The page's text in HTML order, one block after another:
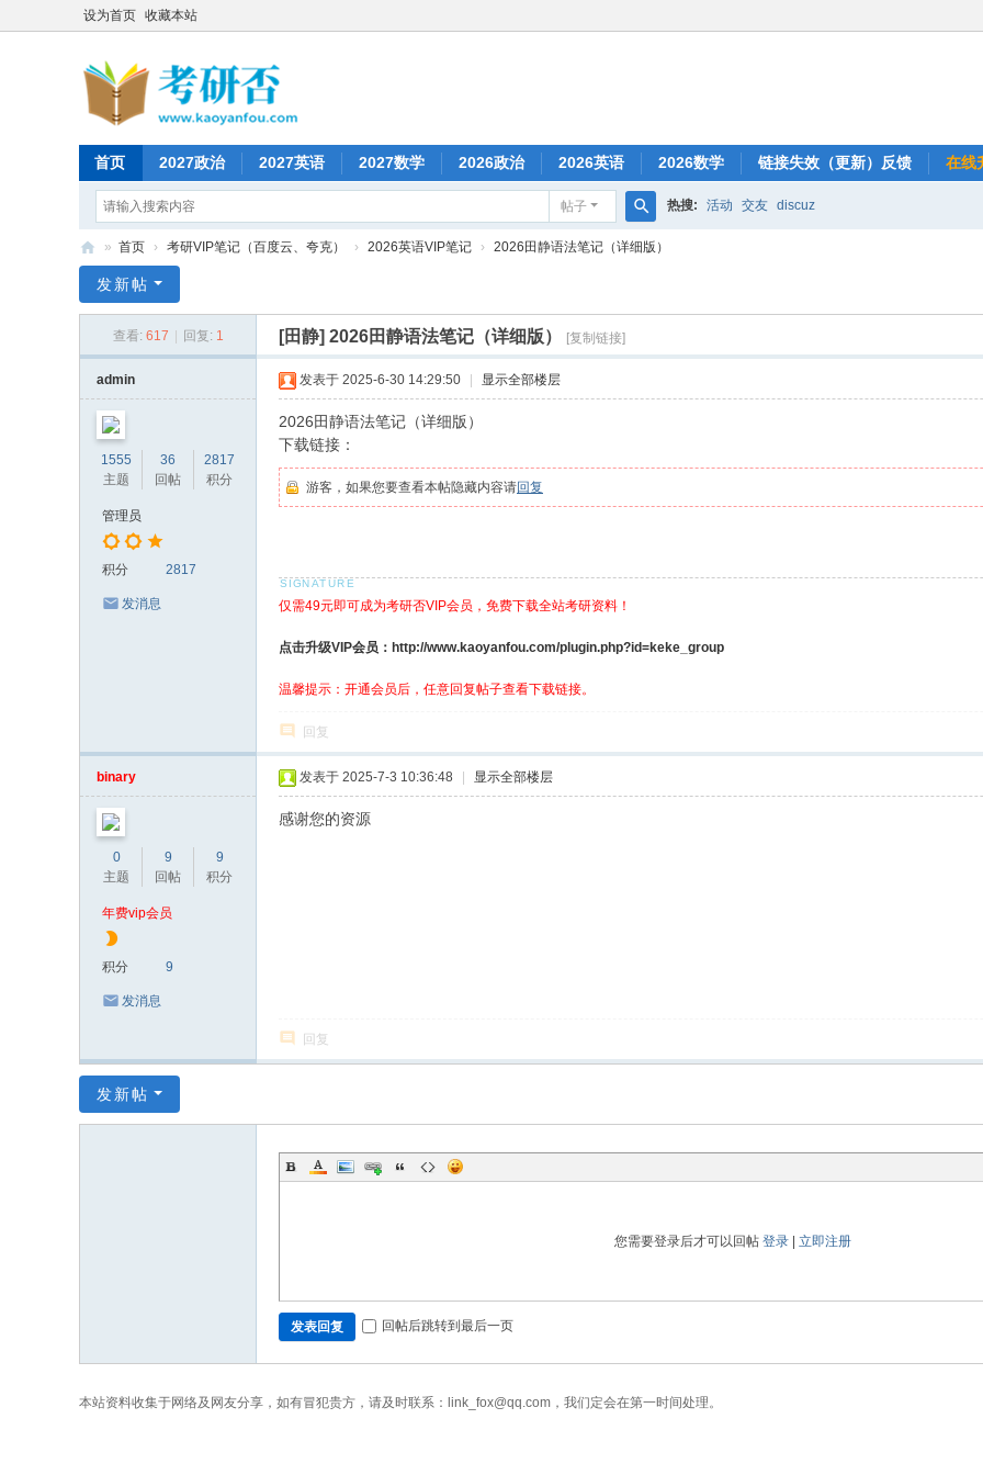
设为首页 收藏本站
首页 2027政治 2027英语 2027数学 2026政治 2026英语 2026数学 链接失效（更新）反馈 在线
帖子
搜
热搜: 活动 交友 discuz
研
» 首页 › 考研VIP笔记（百度云、夸克） › 2026英语VIP笔记 › 2026田静语法笔记（详细版）
发新帖
查看: 617 回复: 1 [田静] 2026田静语法笔记（详细版） [复制链接]
admin
1555
主题
36
回帖
2817
积分
管理员
积分 2817
发消息
发表于 2025-6-30 14:29:50 显示全部楼层
2026田静语法笔记（详细版）
下载链接：
游客，如果您要查看本帖隐藏内容请回复
仅需49元即可成为考研否VIP会员，免费下载全站考研资料！
点击升级VIP会员：http://www.kaoyanfou.com/plugin.php?id=keke_group
温馨提示：开通会员后，任意回复帖子查看下载链接。
回复
binary
0
主题
9
回帖
9
积分
年费vip会员
积分 9
发消息
发表于 2025-7-3 10:36:48 显示全部楼层
感谢您的资源
回复
发新帖
您需要登录后才可以回帖 登录| 立即注册
发表回复 回帖后跳转到最后一页
本站资料收集于网络及网友分享，如有冒犯贵方，请及时联系：link_fox@qq.com，我们定会在第一时间处理。